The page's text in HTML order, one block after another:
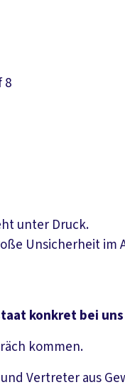
8
unter Druck.
Unsicherheit im
konkret bei
kommen.
Vertreter aus